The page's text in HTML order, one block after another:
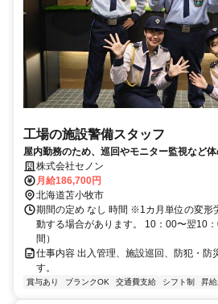
工場の施設警備スタッフ
屋内勤務のため、巡回やモニター監視など体
株式会社セノン
月給186,700円
北海道苫小牧市
期間の定め なし 時間 ※1カ月単位の変
動する場合があります。 10：00〜翌10
間）
仕事内容 出入管理、施設巡回、防犯・防
す。
賞与あり ブランクOK 交通費支給 シフト制 昇給